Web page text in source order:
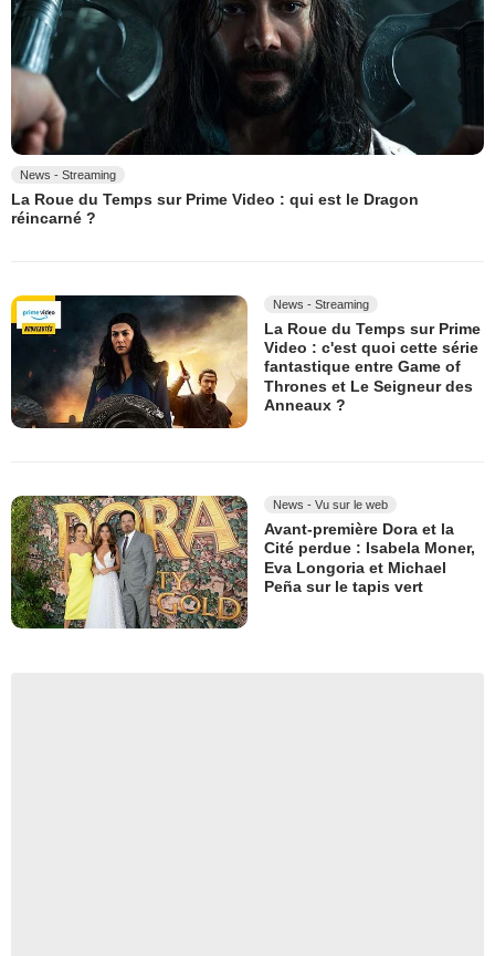
News - Streaming
La Roue du Temps sur Prime Video : qui est le Dragon
réincarné ?
News - Streaming
La Roue du Temps sur Prime
Video : c'est quoi cette série
fantastique entre Game of
Thrones et Le Seigneur des
Anneaux ?
News - Vu sur le web
Avant-première Dora et la
Cité perdue : Isabela Moner,
Eva Longoria et Michael
Peña sur le tapis vert